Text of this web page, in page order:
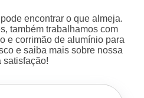
encontrar o que almeja.
também trabalhamos com
e corrimão de alumínio para
e saiba mais sobre nossa
satisfação!